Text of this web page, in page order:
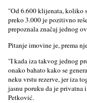
"Od 6.600 klijenata, koliko
preko 3.000 je pozitivno
prepoznala značaj jednog
Pitanje imovine je, prema
"I kada iza takvog jednog
onako bahato kako se
neku vrstu rezerve, jer iza
jasnu poruku da je privatna
Petković.